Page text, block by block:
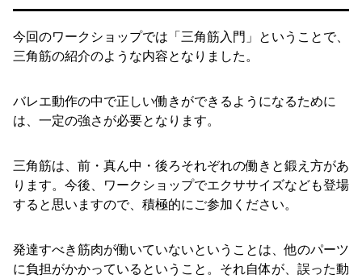
今回のワークショップでは「三角筋入門」ということで、
三角筋の紹介のような内容となりました。
バレエ動作の中で正しい働きができるようになるために
は、一定の強さが必要となります。
三角筋は、前・真ん中・後ろそれぞれの働きと鍛え方があ
ります。今後、ワークショップでエクササイズなども登場
すると思いますので、積極的にご参加ください。
発達すべき筋肉が働いていないということは、他のパーツ
に負担がかかっているということ。それ自体が、誤った動